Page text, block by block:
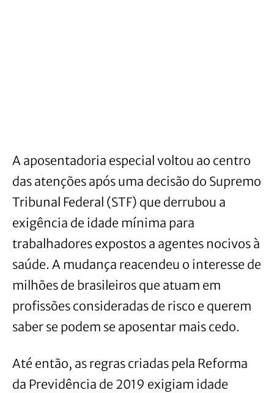
A aposentadoria especial voltou ao centro
das atenções após uma decisão do Supremo
Tribunal Federal (STF) que derrubou a
exigência de idade mínima para
trabalhadores expostos a agentes nocivos à
saúde. A mudança reacendeu o interesse de
milhões de brasileiros que atuam em
profissões consideradas de risco e querem
saber se podem se aposentar mais cedo.
Até então, as regras criadas pela Reforma
da Previdência de 2019 exigiam idade